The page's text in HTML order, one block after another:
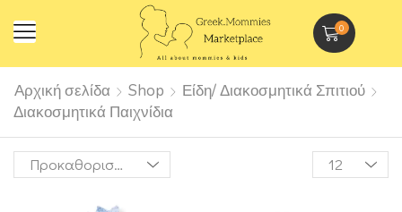
0
Αρχική σελίδα Shop
Είδη/ Διακοσμητικά Σπιτιού
Διακοσμητικά Παιχνίδια